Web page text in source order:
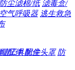
防尘滤棉/纸 滤毒盒/
气呼吸器 逃生救急
配件 防尘头罩 防
工具配件